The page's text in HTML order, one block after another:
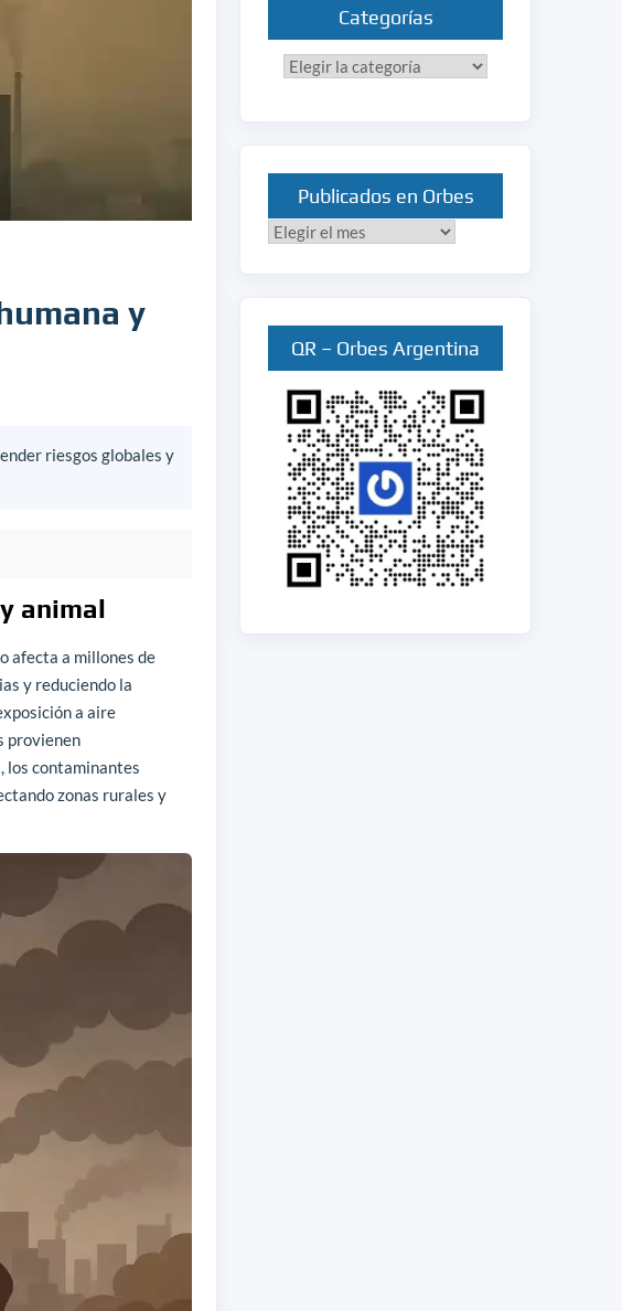
y
riesgos globales y
animal
afecta a millones de
y reduciendo la
a aire
provienen
los contaminantes
zonas rurales y
Categorías
Categorías
Publicados en Orbes
Publicados
QR – Orbes Argentina